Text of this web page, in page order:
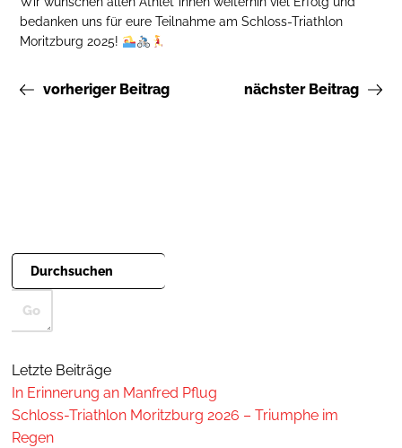
bedanken uns für eure Teilnahme am Schloss-Triathlon
Moritzburg 2025!
vorheriger Beitrag nächster Beitrag
Letzte Beiträge
In Erinnerung an Manfred Pflug
Schloss-Triathlon Moritzburg 2026 – Triumphe im
Regen